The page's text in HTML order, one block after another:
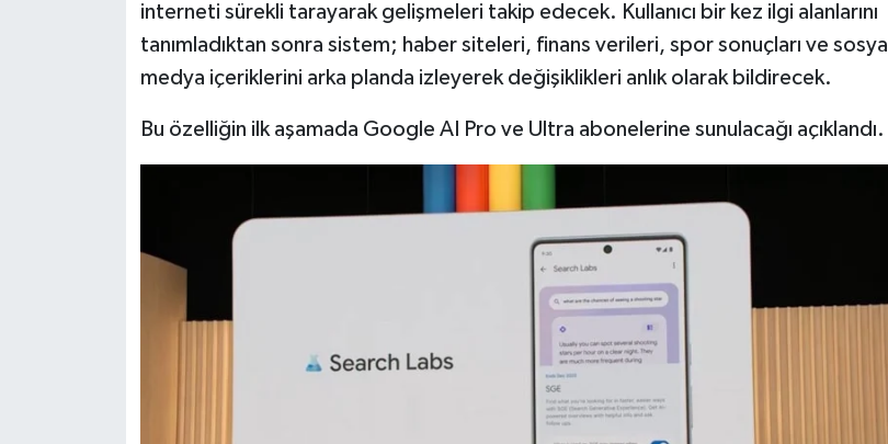
interneti sürekli tarayarak gelişmeleri takip edecek. Kullanıcı bir kez ilgi alanlarını
tanımladıktan sonra sistem; haber siteleri, finans verileri, spor sonuçları ve sosyal
medya içeriklerini arka planda izleyerek değişiklikleri anlık olarak bildirecek.
Bu özelliğin ilk aşamada Google AI Pro ve Ultra abonelerine sunulacağı açıklandı.